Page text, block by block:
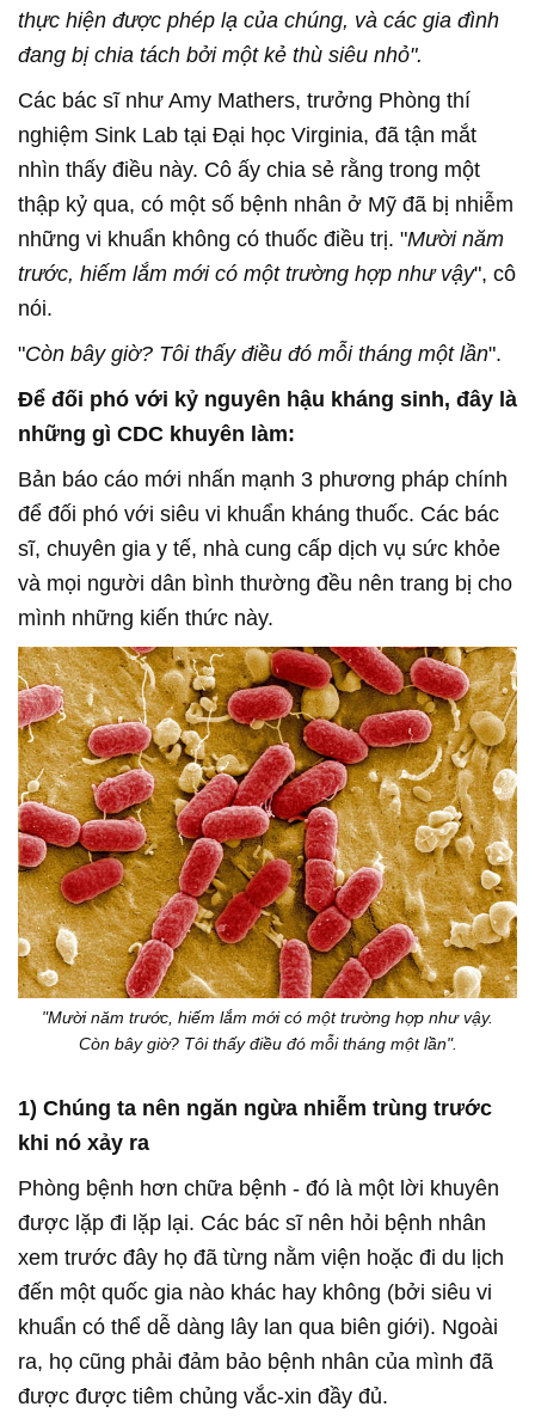
thực hiện được phép lạ của chúng, và các gia đình
đang bị chia tách bởi một kẻ thù siêu nhỏ".
Các bác sĩ như Amy Mathers, trưởng Phòng thí
nghiệm Sink Lab tại Đại học Virginia, đã tận mắt
nhìn thấy điều này. Cô ấy chia sẻ rằng trong một
thập kỷ qua, có một số bệnh nhân ở Mỹ đã bị nhiễm
những vi khuẩn không có thuốc điều trị. "Mười năm
trước, hiếm lắm mới có một trường hợp như vậy", cô
nói.
"Còn bây giờ? Tôi thấy điều đó mỗi tháng một lần".
Để đối phó với kỷ nguyên hậu kháng sinh, đây là
những gì CDC khuyên làm:
Bản báo cáo mới nhấn mạnh 3 phương pháp chính
để đối phó với siêu vi khuẩn kháng thuốc. Các bác
sĩ, chuyên gia y tế, nhà cung cấp dịch vụ sức khỏe
và mọi người dân bình thường đều nên trang bị cho
mình những kiến thức này.
"Mười năm trước, hiếm lắm mới có một trường hợp như vậy.
Còn bây giờ? Tôi thấy điều đó mỗi tháng một lần".
1) Chúng ta nên ngăn ngừa nhiễm trùng trước
khi nó xảy ra
Phòng bệnh hơn chữa bệnh - đó là một lời khuyên
được lặp đi lặp lại. Các bác sĩ nên hỏi bệnh nhân
xem trước đây họ đã từng nằm viện hoặc đi du lịch
đến một quốc gia nào khác hay không (bởi siêu vi
khuẩn có thể dễ dàng lây lan qua biên giới). Ngoài
ra, họ cũng phải đảm bảo bệnh nhân của mình đã
được được tiêm chủng vắc-xin đầy đủ.